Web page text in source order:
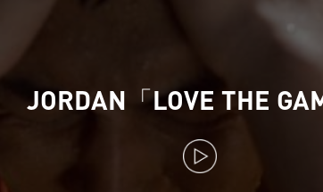
JORDAN「LOVE THE